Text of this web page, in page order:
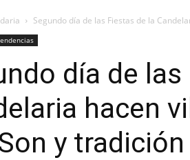
Segundo día de las Fiestas de la
día de
hacen
y tradición